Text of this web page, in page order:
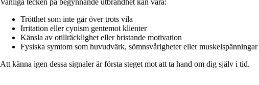
Trötthet som inte går över trots vila
Irritation eller cynism gentemot klienter
Känsla av otillräcklighet eller bristande motivation
Fysiska symtom som huvudvärk, sömnsvårigheter eller muskelspänningar
Att känna igen dessa signaler är första steget mot att ta hand om dig själv i tid.